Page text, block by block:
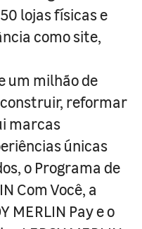
lojas físicas e
como site,
um milhão de
construir, reformar
marcas
únicas
o Programa de
Com Você, a
MERLIN Pay e o